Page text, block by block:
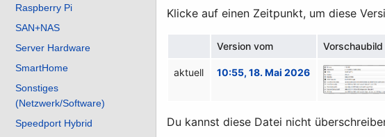
Raspberry Pi
SAN+NAS
Server Hardware
SmartHome
Sonstiges
(Netzwerk/Software)
Speedport Hybrid
Klicke auf einen Zeitpunkt, um diese
Version vom Vorschaubild
aktuell 10:55, 18. Mai 2026
Du kannst diese Datei nicht